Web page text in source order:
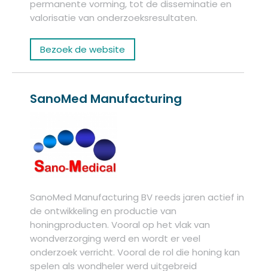
permanente vorming, tot de disseminatie en
valorisatie van onderzoeksresultaten.
Bezoek de website
SanoMed Manufacturing
SanoMed Manufacturing BV reeds jaren actief in
de ontwikkeling en productie van
honingproducten. Vooral op het vlak van
wondverzorging werd en wordt er veel
onderzoek verricht. Vooral de rol die honing kan
spelen als wondheler werd uitgebreid